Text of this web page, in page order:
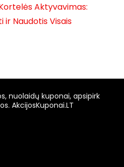
Aktyvavimas:
ir Naudotis Visais
nuolaidų kuponai, apsipirk
AkcijosKuponai.LT